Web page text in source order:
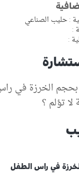
: حليب الصناعي
:
:
الخرزة في
لا تؤلم ؟
في راس الطفل